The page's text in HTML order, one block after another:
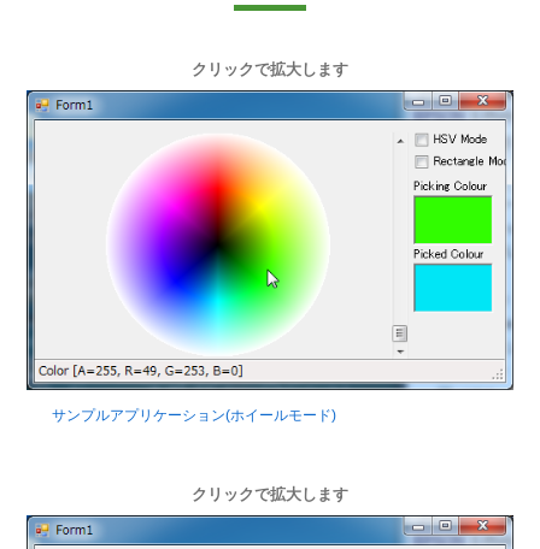
クリックで拡大します
サンプルアプリケーション(ホイールモード)
クリックで拡大します